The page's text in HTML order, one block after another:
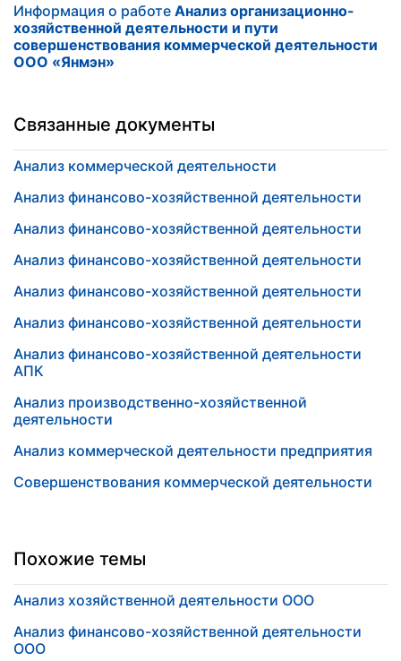
Информация о работе Анализ организационно-
хозяйственной деятельности и пути
совершенствования коммерческой деятельности
ООО «Янмэн»
Связанные документы
Анализ коммерческой деятельности
Анализ финансово-хозяйственной деятельности
Анализ финансово-хозяйственной деятельности
Анализ финансово-хозяйственной деятельности
Анализ финансово-хозяйственной деятельности
Анализ финансово-хозяйственной деятельности
Анализ финансово-хозяйственной деятельности
АПК
Анализ производственно-хозяйственной
деятельности
Анализ коммерческой деятельности предприятия
Совершенствования коммерческой деятельности
Похожие темы
Анализ хозяйственной деятельности ООО
Анализ финансово-хозяйственной деятельности
ООО